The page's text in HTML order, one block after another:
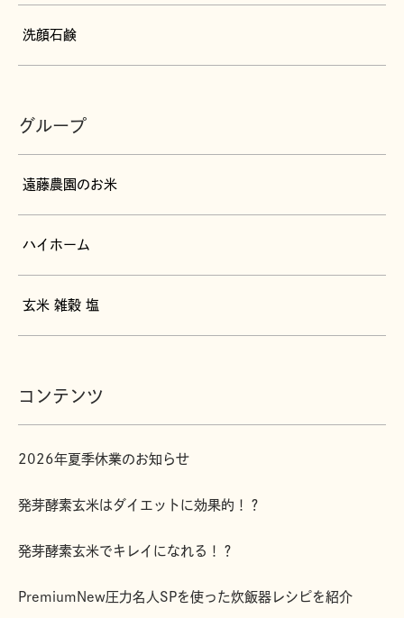
洗顔石鹸
グループ
遠藤農園のお米
ハイホーム
玄米 雑穀 塩
コンテンツ
2026年夏季休業のお知らせ
発芽酵素玄米はダイエットに効果的！？
発芽酵素玄米でキレイになれる！？
PremiumNew圧力名人SPを使った炊飯器レシピを紹介